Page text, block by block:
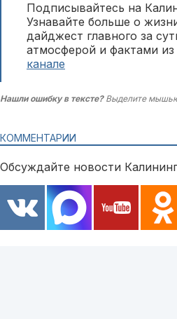
Подписывайтесь на
Узнавайте больше о
дайджест главного за
атмосферой и фактами
канале
Нашли ошибку в тексте?Выделите
КОММЕНТАРИИ
Обсуждайте новости